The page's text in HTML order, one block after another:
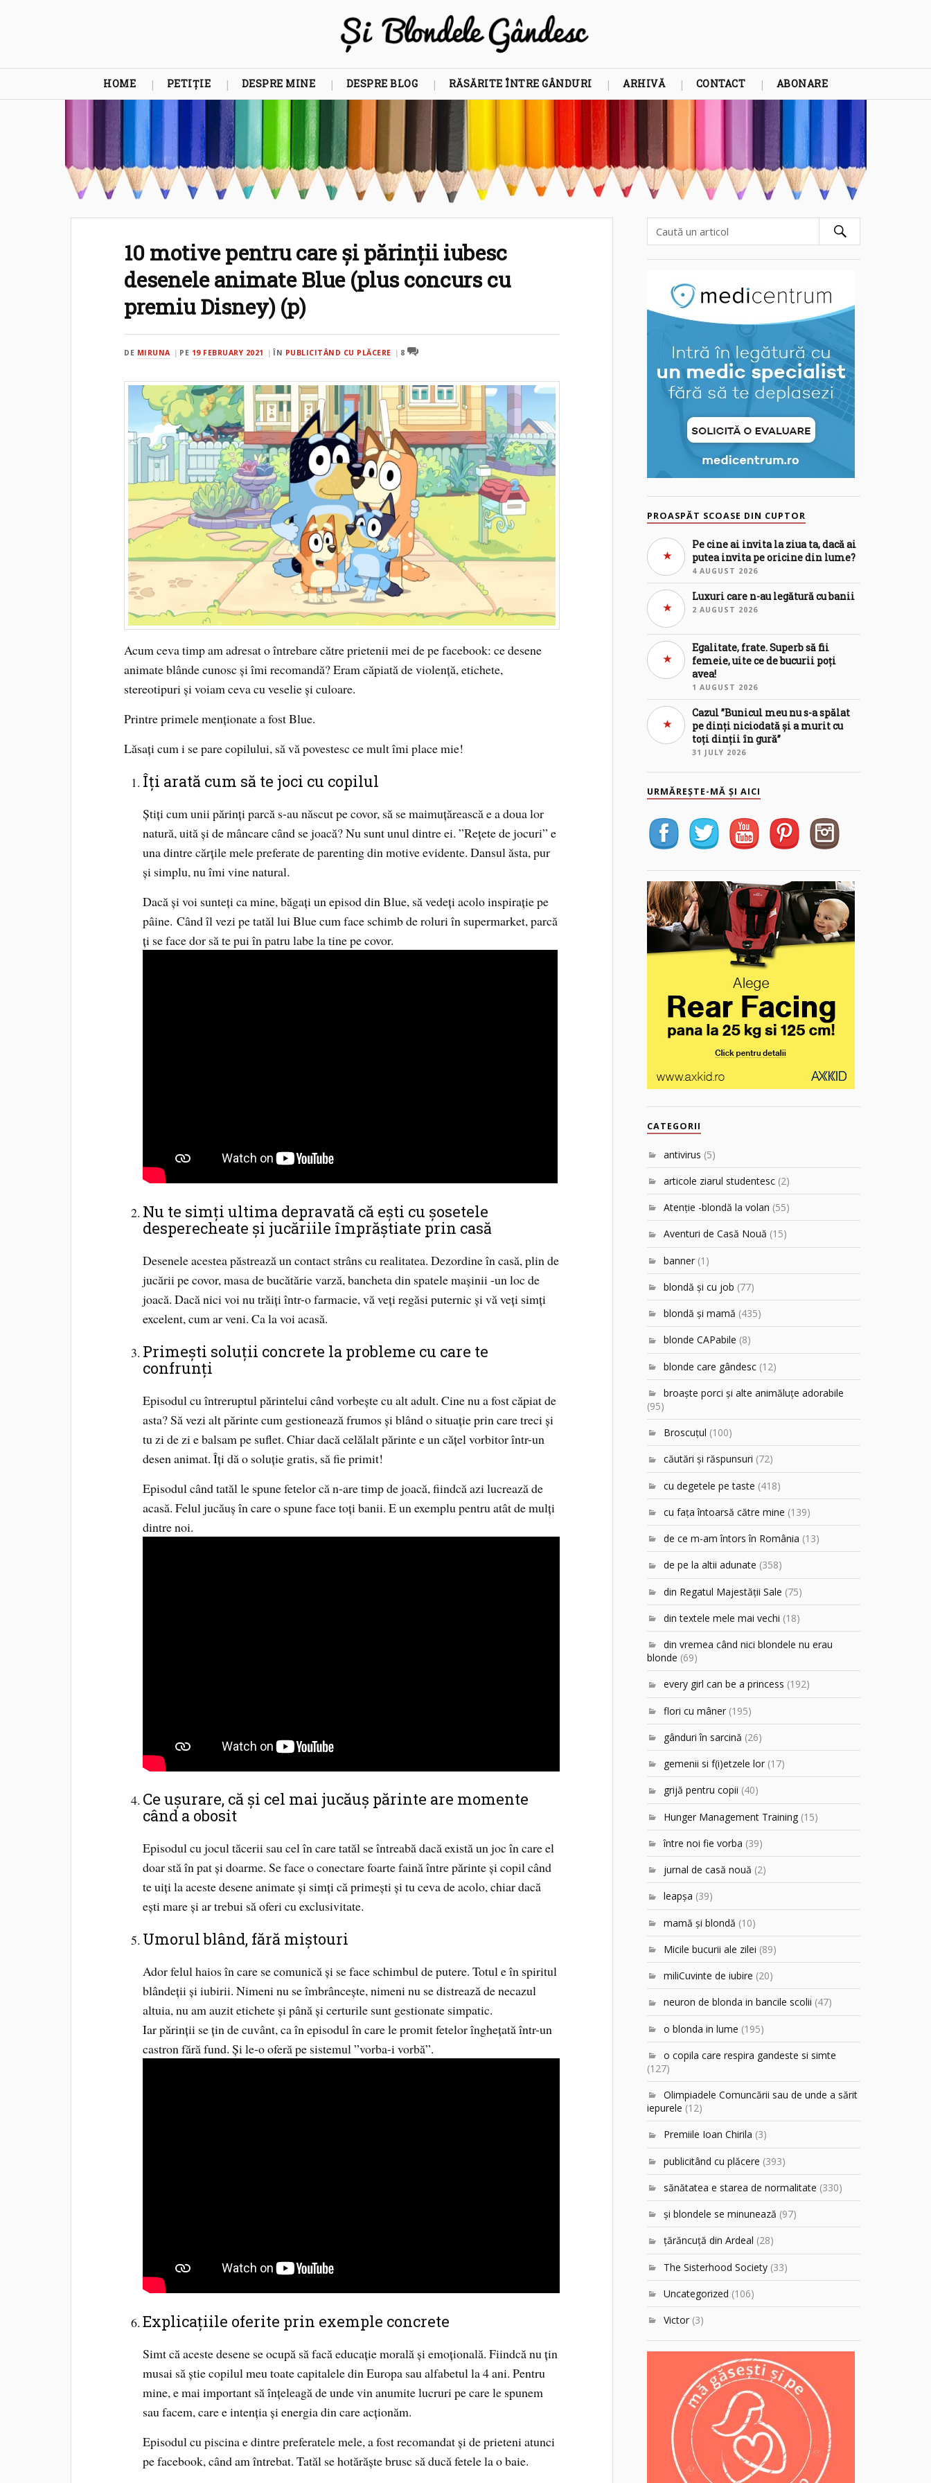
HOME PETIȚIE DESPRE MINE DESPRE BLOG RĂSĂRITE ÎNTRE GÂNDURI ARHIVĂ CONTACT ABONARE
10 motive pentru care și părinții iubesc
desenele animate Blue (plus concurs cu
premiu Disney) (p)
DE MIRUNA PE 19 FEBRUARY 2021 ÎN PUBLICITÂND CU PLĂCERE 8
Acum ceva timp am adresat o întrebare către prietenii mei de pe facebook: ce desene
animate blânde cunosc și îmi recomandă? Eram căpiată de violență, etichete,
stereotipuri și voiam ceva cu veselie și culoare.
Printre primele menționate a fost Blue.
Lăsați cum i se pare copilului, să vă povestesc ce mult îmi place mie!
Îți arată cum să te joci cu copilul
Știți cum unii părinți parcă s-au născut pe covor, să se maimuțărească e a doua lor
natură, uită și de mâncare când se joacă? Nu sunt unul dintre ei. ”Rețete de jocuri” e
una dintre cărțile mele preferate de parenting din motive evidente. Dansul ăsta, pur
și simplu, nu îmi vine natural.
Dacă și voi sunteți ca mine, băgați un episod din Blue, să vedeți acolo inspirație pe
pâine. Când îl vezi pe tatăl lui Blue cum face schimb de roluri în supermarket, parcă
ți se face dor să te pui în patru labe la tine pe covor.
Nu te simți ultima depravată că ești cu șosetele
desperecheate și jucăriile împrăștiate prin casă
Desenele acestea păstrează un contact strâns cu realitatea. Dezordine în casă, plin de
jucării pe covor, masa de bucătărie varză, bancheta din spatele mașinii -un loc de
joacă. Dacă nici voi nu trăiți într-o farmacie, vă veți regăsi puternic și vă veți simți
excelent, cum ar veni. Ca la voi acasă.
Primești soluții concrete la probleme cu care te
confrunți
Episodul cu întreruptul părintelui când vorbește cu alt adult. Cine nu a fost căpiat de
asta? Să vezi alt părinte cum gestionează frumos și blând o situație prin care treci și
tu zi de zi e balsam pe suflet. Chiar dacă celălalt părinte e un cățel vorbitor într-un
desen animat. Îți dă o soluție gratis, să fie primit!
Episodul când tatăl le spune fetelor că n-are timp de joacă, fiindcă azi lucrează de
acasă. Felul jucăuș în care o spune face toți banii. E un exemplu pentru atât de mulți
dintre noi.
Ce ușurare, că și cel mai jucăuș părinte are momente
când a obosit
Episodul cu jocul tăcerii sau cel în care tatăl se întreabă dacă există un joc în care el
doar stă în pat și doarme. Se face o conectare foarte faină între părinte și copil când
te uiți la aceste desene animate și simți că primești și tu ceva de acolo, chiar dacă
ești mare și ar trebui să oferi cu exclusivitate.
Umorul blând, fără miștouri
Ador felul haios în care se comunică și se face schimbul de putere. Totul e în spiritul
blândeții și iubirii. Nimeni nu se îmbrâncește, nimeni nu se distrează de necazul
altuia, nu am auzit etichete și până și certurile sunt gestionate simpatic.
Iar părinții se țin de cuvânt, ca în episodul în care le promit fetelor înghețată într-un
castron fără fund. Și le-o oferă pe sistemul ”vorba-i vorbă”.
Explicațiile oferite prin exemple concrete
Simt că aceste desene se ocupă să facă educație morală și emoțională. Fiindcă nu țin
musai să știe copilul meu toate capitalele din Europa sau alfabetul la 4 ani. Pentru
mine, e mai important să înțeleagă de unde vin anumite lucruri pe care le spunem
sau facem, care e intenția și energia din care acționăm.
Episodul cu piscina e dintre preferatele mele, a fost recomandat și de prieteni atunci
pe facebook, când am întrebat. Tatăl se hotărăște brusc să ducă fetele la o baie.
PROASPĂT SCOASE DIN CUPTOR
Pe cine ai invita la ziua ta, dacă ai
putea invita pe oricine din lume?
4 AUGUST 2026
Luxuri care n-au legătură cu banii
2 AUGUST 2026
Egalitate, frate. Superb să fii
femeie, uite ce de bucurii poți
avea!
1 AUGUST 2026
Cazul ”Bunicul meu nu s-a spălat
pe dinți niciodată și a murit cu
toți dinții în gură”
31 JULY 2026
URMĂREȘTE-MĂ ȘI AICI
CATEGORII
antivirus (5)
articole ziarul studentesc (2)
Atenţie -blondă la volan (55)
Aventuri de Casă Nouă (15)
banner (1)
blondă şi cu job (77)
blondă şi mamă (435)
blonde CAPabile (8)
blonde care gândesc (12)
broaşte porci şi alte animăluţe adorabile
(95)
Broscuțul (100)
căutări şi răspunsuri (72)
cu degetele pe taste (418)
cu faţa întoarsă către mine (139)
de ce m-am întors în România (13)
de pe la altii adunate (358)
din Regatul Majestăţii Sale (75)
din textele mele mai vechi (18)
din vremea când nici blondele nu erau
blonde (69)
every girl can be a princess (192)
flori cu mâner (195)
gânduri în sarcină (26)
gemenii si f(i)etzele lor (17)
grijă pentru copii (40)
Hunger Management Training (15)
între noi fie vorba (39)
jurnal de casă nouă (2)
leapşa (39)
mamă şi blondă (10)
Micile bucurii ale zilei (89)
miliCuvinte de iubire (20)
neuron de blonda in bancile scolii (47)
o blonda in lume (195)
o copila care respira gandeste si simte
(127)
Olimpiadele Comuncării sau de unde a sărit
iepurele (12)
Premiile Ioan Chirila (3)
publicitând cu plăcere (393)
sănătatea e starea de normalitate (330)
şi blondele se minunează (97)
ţărăncuţă din Ardeal (28)
The Sisterhood Society (33)
Uncategorized (106)
Victor (3)